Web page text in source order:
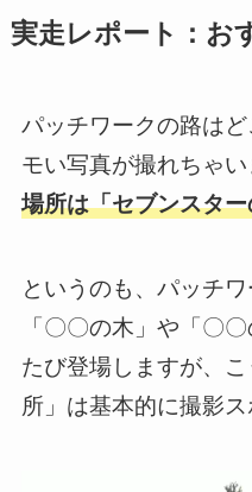
実走レポート：お
パッチワークの路は
モい写真が撮れちゃい
場所は「セブンスタ
というのも、パッチ
「〇〇の木」や「〇
たび登場しますが、
所」は基本的に撮影ス